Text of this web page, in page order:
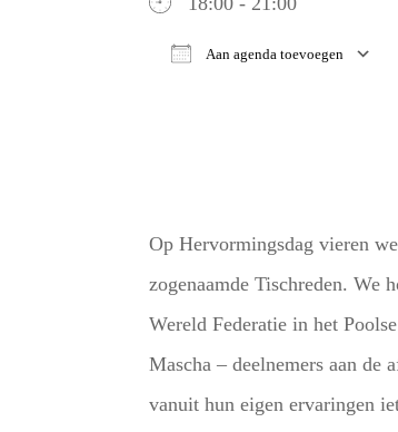
Aan agenda toevoegen
Op Hervormingsdag vieren
zogenaamde Tischreden. We
Wereld Federatie in het
Mascha – deelnemers aan
vanuit hun eigen ervaringen